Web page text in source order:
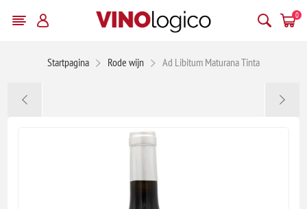
0
Startpagina Rode wijn Ad Libitum Maturana Tinta